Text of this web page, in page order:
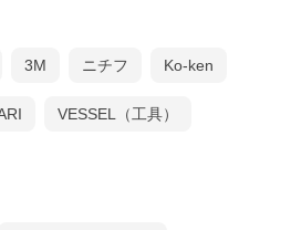
3M ニチフ Ko-ken
VESSEL（工具）